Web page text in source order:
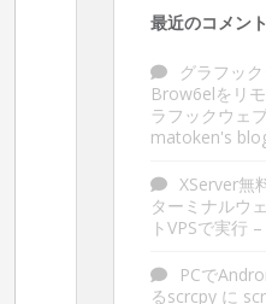
最近のコメント
グラフッ
Brow6elをリ
ラフックウェ
matoken's
XServer無
ターミナルウ
トVPSで実行
PCで
るscrcpy に